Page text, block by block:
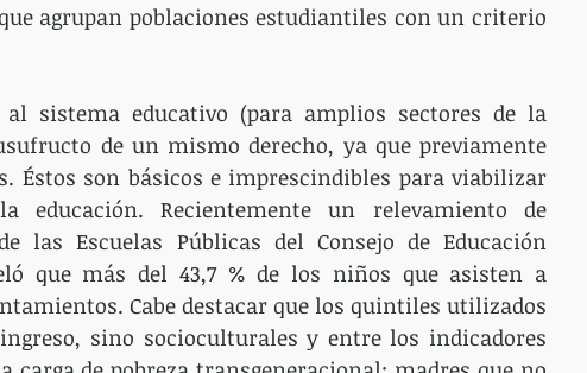
agrupan poblaciones estudiantiles con un criterio
sistema educativo (para amplios sectores de la
de un mismo derecho, ya que previamente
Éstos son básicos e imprescindibles para viabilizar
Recientemente un relevamiento de
las Escuelas Públicas del Consejo de Educación
que más del 43,7 % de los niños que asisten a
Cabe destacar que los quintiles utilizados
sino socioculturales y entre los indicadores